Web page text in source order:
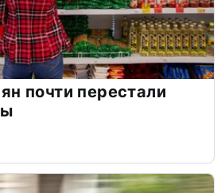
почти перестали